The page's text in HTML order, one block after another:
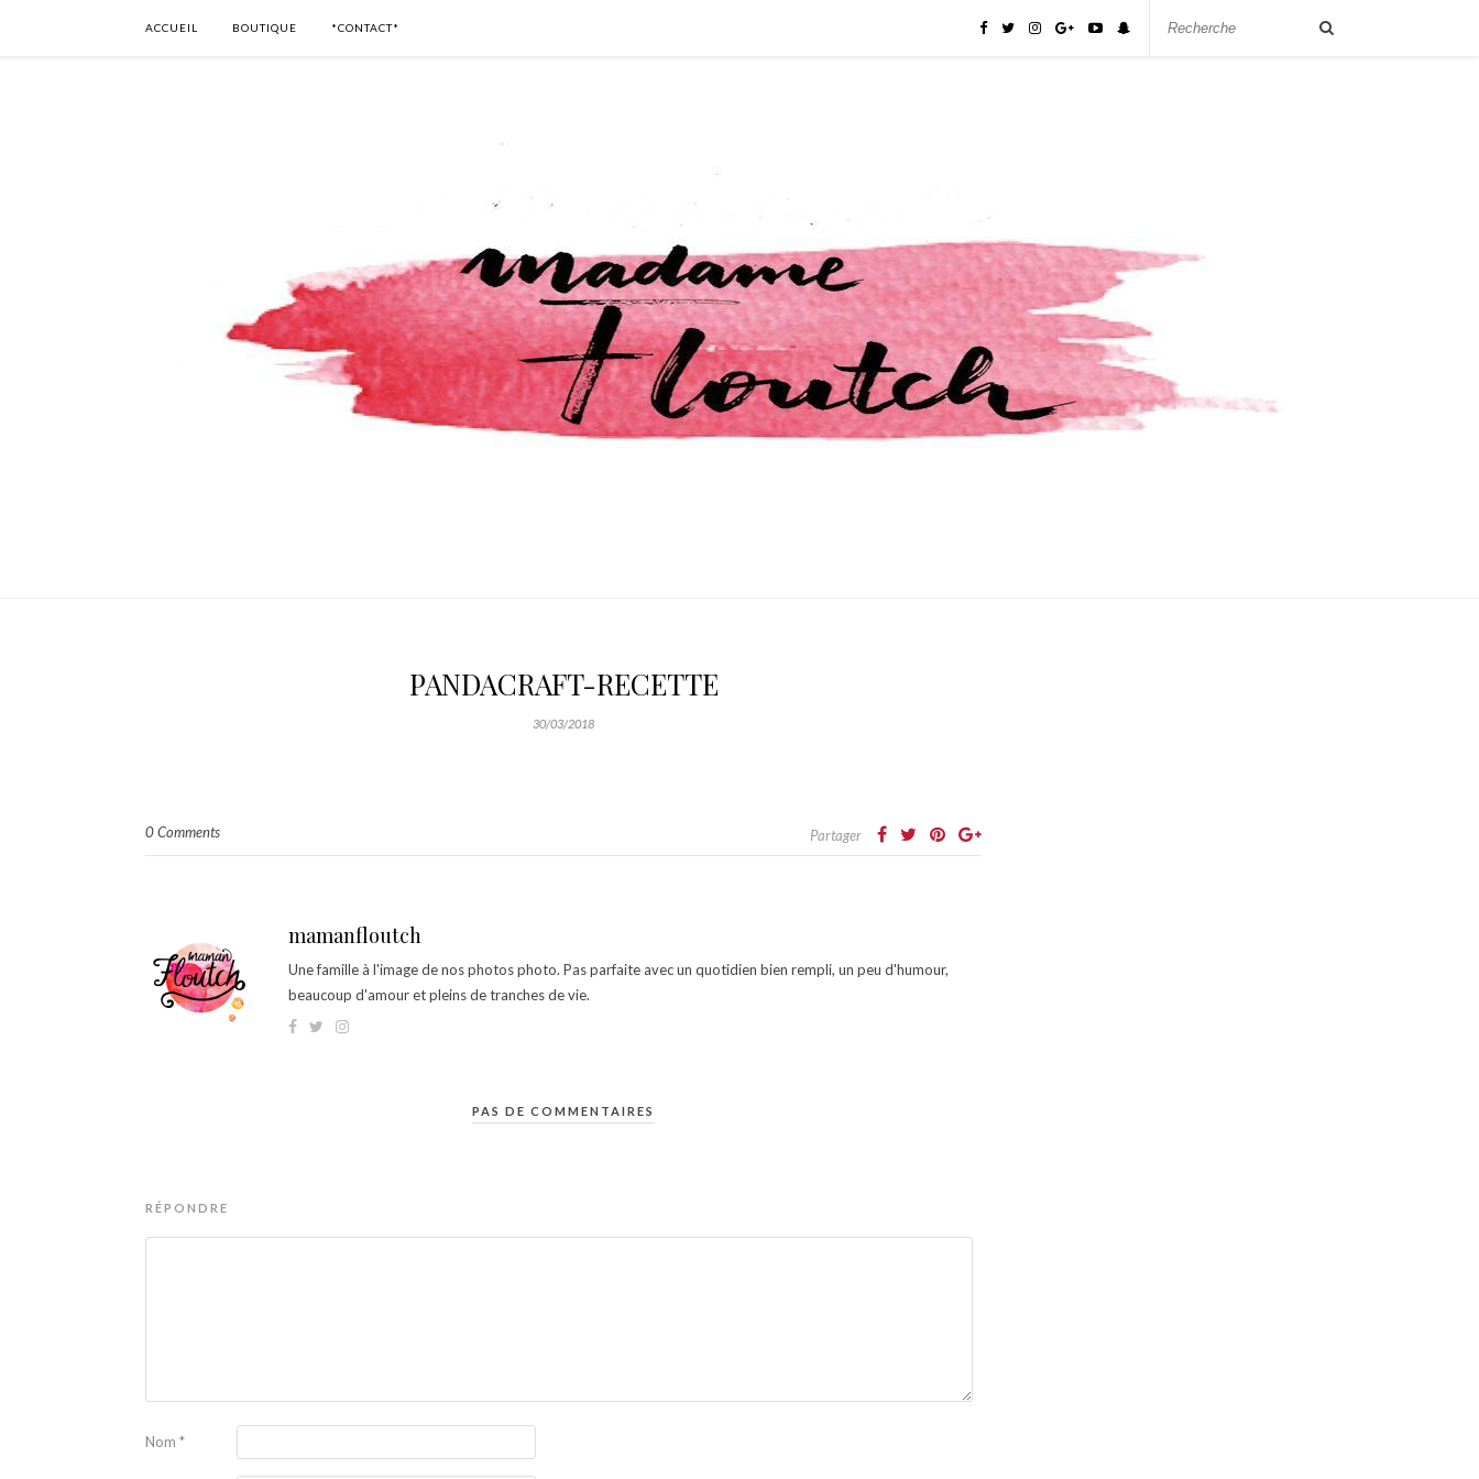
ACCUEIL BOUTIQUE *CONTACT*
PANDACRAFT-RECETTE
30/03/2018
0 Comments Partager
mamanfloutch
Une famille à l'image de nos photos photo. Pas parfaite avec un quotidien bien rempli, un peu d'humour,
beaucoup d'amour et pleins de tranches de vie.
PAS DE COMMENTAIRES
RÉPONDRE
Nom *